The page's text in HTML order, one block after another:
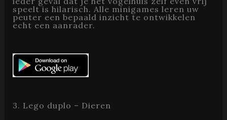
speelt is hilarisch. Alle minigames leren uw
peuter een bepaald inzicht te ontwikkelen
echt een aanrader.
3. Lego duplo – Dieren